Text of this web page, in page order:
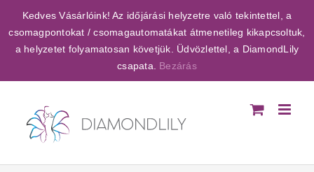
Kedves Vásárlóink! Az időjárási helyzetre való tekintettel, a
csomagpontokat / csomagautomatákat átmenetileg kikapcsoltuk,
a helyzetet folyamatosan követjük. Üdvözlettel, a DiamondLily
csapata. Bezárás